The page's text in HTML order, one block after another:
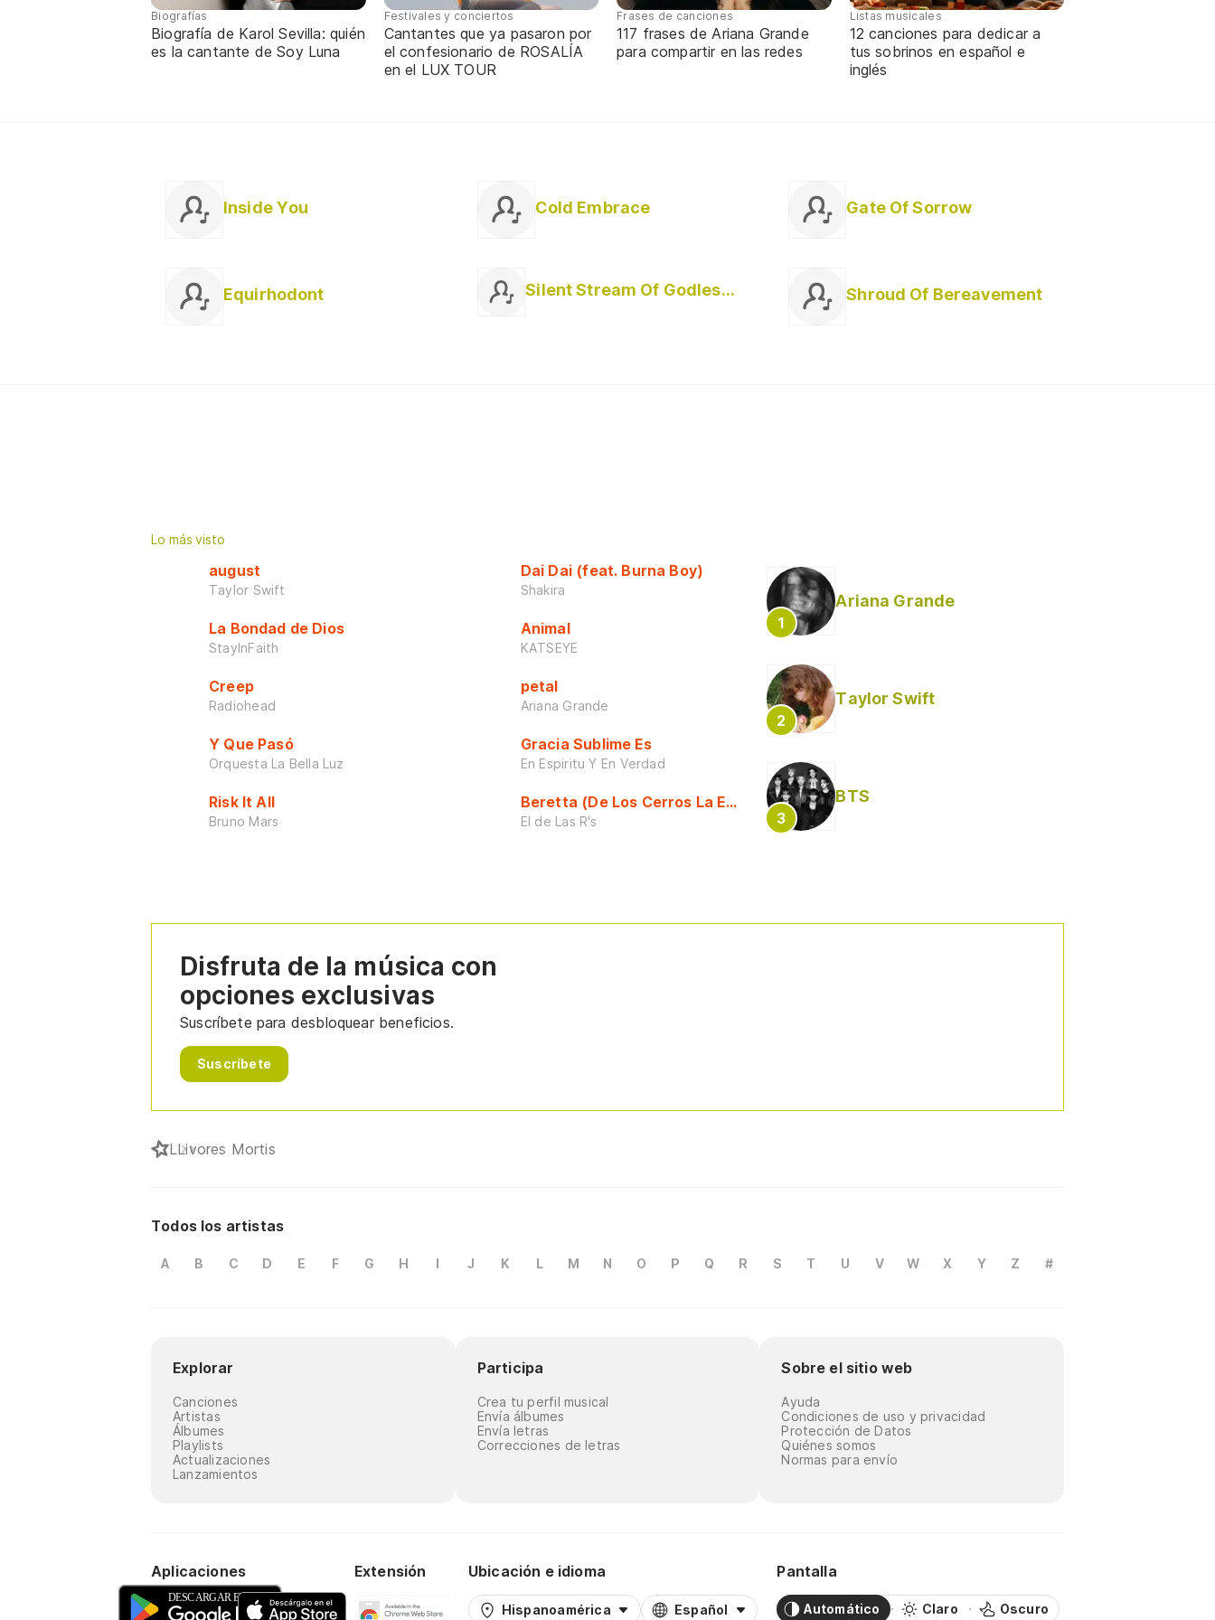
Biografías
Biografía de Karol Sevilla: quién
es la cantante de Soy Luna
Festivales y conciertos
Cantantes que ya pasaron por
el confesionario de ROSALÍA
en el LUX TOUR
Frases de canciones
117 frases de Ariana Grande
para compartir en las redes
Listas musicales
12 canciones para dedicar a
tus sobrinos en español e
inglés
Inside You Cold Embrace Gate Of Sorrow
Equirhodont Silent Stream Of Godless Elegy Shroud Of Bereavement
Lo más visto
august
Taylor Swift
La Bondad de Dios
StayInFaith
Creep
Radiohead
Y Que Pasó
Orquesta La Bella Luz
Risk It All
Bruno Mars
Dai Dai (feat. Burna Boy)
Shakira
Animal
KATSEYE
petal
Ariana Grande
Gracia Sublime Es
En Espiritu Y En Verdad
Beretta (De Los Cerros La Escuela)
El de Las R's
Ariana Grande
Taylor Swift
BTS
Disfruta de la música con
opciones exclusivas
Suscríbete para desbloquear beneficios.
Suscríbete
LLivores Mortis
Todos los artistas
A B C D E F G H I J K L M N O P Q R S T U V W X Y Z #
Explorar
Canciones
Artistas
Álbumes
Playlists
Actualizaciones
Lanzamientos
Participa
Crea tu perfil musical
Envía álbumes
Envía letras
Correcciones de letras
Sobre el sitio web
Ayuda
Condiciones de uso y privacidad
Protección de Datos
Quiénes somos
Normas para envío
Aplicaciones Extensión Ubicación e idioma
Hispanoamérica Español
Pantalla
Automático Claro Oscuro